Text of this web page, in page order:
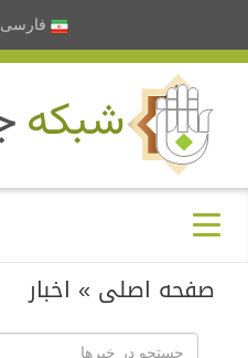
فارسى
صفحه اصلی » اخبار